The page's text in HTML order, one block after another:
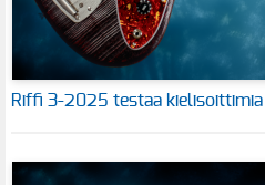
Riffi 3-2025 testaa kielisoittimia